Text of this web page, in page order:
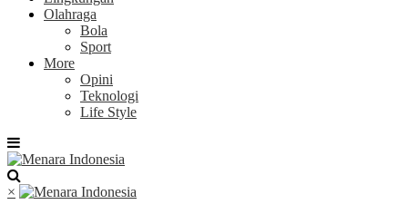
Olahraga
Bola
Sport
More
Opini
Teknologi
Life Style
×